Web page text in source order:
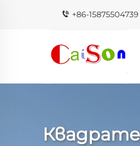
+86-15875504739